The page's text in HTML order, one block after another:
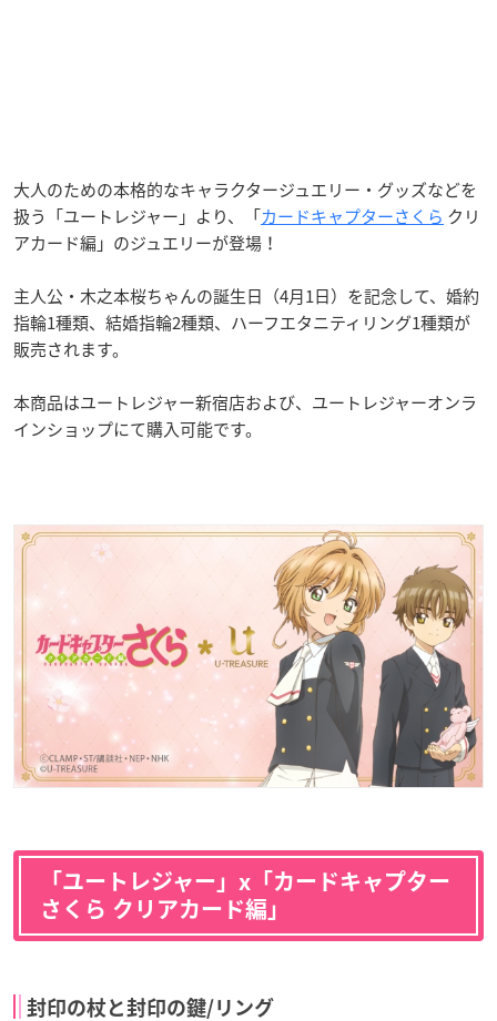
大人のための本格的なキャラクタージュエリー・グッズなどを
扱う「ユートレジャー」より、「カードキャプターさくら クリ
アカード編」のジュエリーが登場！
主人公・木之本桜ちゃんの誕生日（4月1日）を記念して、婚約
指輪1種類、結婚指輪2種類、ハーフエタニティリング1種類が
販売されます。
本商品はユートレジャー新宿店および、ユートレジャーオンラ
インショップにて購入可能です。
「ユートレジャー」x「カードキャプター
さくら クリアカード編」
封印の杖と封印の鍵/リング